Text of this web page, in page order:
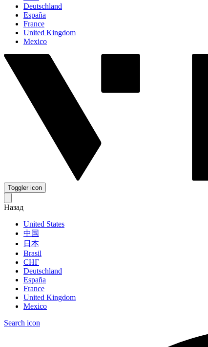
Deutschland
España
France
United Kingdom
Mexico
Toggler icon
Назад
United States
中国
日本
Brasil
СНГ
Deutschland
España
France
United Kingdom
Mexico
Search icon